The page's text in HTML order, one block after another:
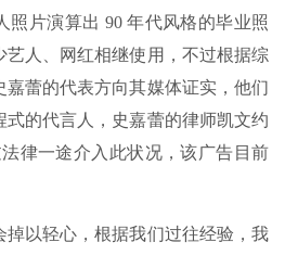
照片演算出 90 年代风格的毕业照
艺人、网红相继使用，不过根据综
蕾的代表方向其媒体证实，他们
式的代言人，史嘉蕾的律师凯文约
律一途介入此状况，该广告目前
掉以轻心，根据我们过往经验，我